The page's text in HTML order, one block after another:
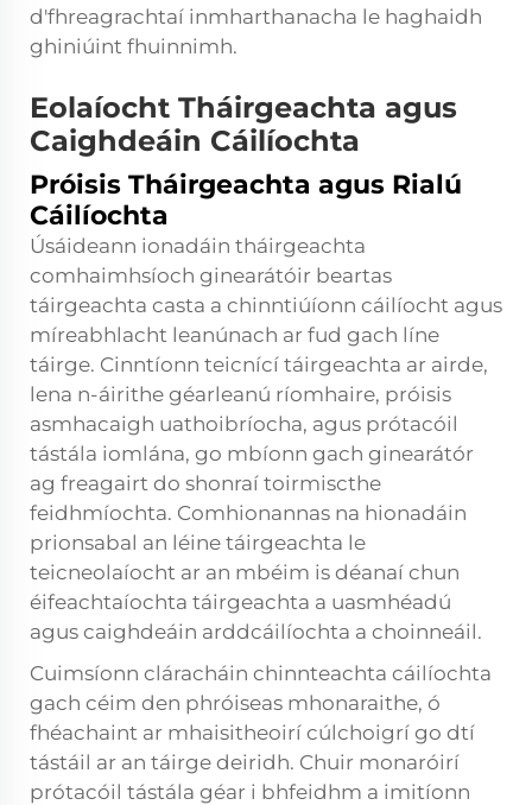
d'fhreagrachtaí inmharthanacha le haghaidh
ghiniúint fhuinnimh.
Eolaíocht Tháirgeachta agus
Caighdeáin Cáilíochta
Próisis Tháirgeachta agus Rialú
Cáilíochta
Úsáideann ionadáin tháirgeachta
comhaimhsíoch ginearátóir beartas
táirgeachta casta a chinntiúíonn cáilíocht agus
míreabhlacht leanúnach ar fud gach líne
táirge. Cinntíonn teicnící táirgeachta ar airde,
lena n-áirithe géarleanú ríomhaire, próisis
asmhacaigh uathoibríocha, agus prótacóil
tástála iomlána, go mbíonn gach ginearátór
ag freagairt do shonraí toirmiscthe
feidhmíochta. Comhionannas na hionadáin
prionsabal an léine táirgeachta le
teicneolaíocht ar an mbéim is déanaí chun
éifeachtaíochta táirgeachta a uasmhéadú
agus caighdeáin arddcáilíochta a choinneáil.
Cuimsíonn cláracháin chinnteachta cáilíochta
gach céim den phróiseas mhonaraithe, ó
fhéachaint ar mhaisitheoirí cúlchoigrí go dtí
tástáil ar an táirge deiridh. Chuir monaróirí
prótacóil tástála géar i bhfeidhm a imitíonn